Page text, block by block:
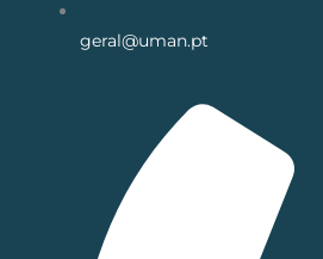
geral@uman.pt